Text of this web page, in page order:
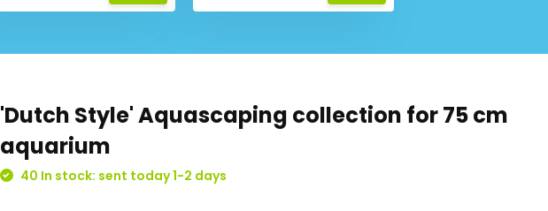
'Dutch Style' Aquascaping collection for 75 cm
aquarium
40 In stock: sent today 1-2 days